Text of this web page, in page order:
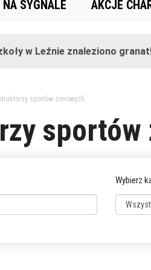
NA SYGNALE AKCJE
w Leźnie znaleziono granat!
sportów zimowych
sportów
Wybierz